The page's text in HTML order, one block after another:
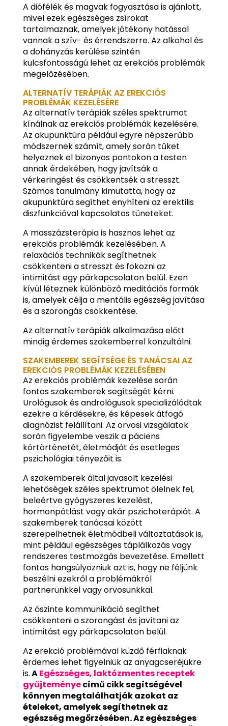
A diófélék és magvak fogyasztása is ajánlott,
mivel ezek egészséges zsírokat
tartalmaznak, amelyek jótékony hatással
vannak a szív- és érrendszerre. Az alkohol és
a dohányzás kerülése szintén
kulcsfontosságú lehet az erekciós problémák
megelőzésében.
ALTERNATÍV TERÁPIÁK AZ EREKCIÓS
PROBLÉMÁK KEZELÉSÉRE
Az alternatív terápiák széles spektrumot
kínálnak az erekciós problémák kezelésére.
Az akupunktúra például egyre népszerűbb
módszernek számít, amely során tűket
helyeznek el bizonyos pontokon a testen
annak érdekében, hogy javítsák a
vérkeringést és csökkentsék a stresszt.
Számos tanulmány kimutatta, hogy az
akupunktúra segíthet enyhíteni az erektilis
diszfunkcióval kapcsolatos tüneteket.
A masszázsterápia is hasznos lehet az
erekciós problémák kezelésében. A
relaxációs technikák segíthetnek
csökkenteni a stresszt és fokozni az
intimitást egy párkapcsolaton belül. Ezen
kívül léteznek különböző meditációs formák
is, amelyek célja a mentális egészség javítása
és a szorongás csökkentése.
Az alternatív terápiák alkalmazása előtt
mindig érdemes szakemberrel konzultálni.
SZAKEMBEREK SEGÍTSÉGE ÉS TANÁCSAI AZ
EREKCIÓS PROBLÉMÁK KEZELÉSÉBEN
Az erekciós problémák kezelése során
fontos szakemberek segítségét kérni.
Urológusok és andrológusok specializálódtak
ezekre a kérdésekre, és képesek átfogó
diagnózist felállítani. Az orvosi vizsgálatok
során figyelembe veszik a páciens
kórtörténetét, életmódját és esetleges
pszichológiai tényezőit is.
A szakemberek által javasolt kezelési
lehetőségek széles spektrumot ölelnek fel,
beleértve gyógyszeres kezelést,
hormonpótlást vagy akár pszichoterápiát. A
szakemberek tanácsai között
szerepelhetnek életmódbeli változtatások is,
mint például egészséges táplálkozás vagy
rendszeres testmozgás bevezetése. Emellett
fontos hangsúlyozniuk azt is, hogy ne féljünk
beszélni ezekről a problémákról
partnerünkkel vagy orvosunkkal.
Az őszinte kommunikáció segíthet
csökkenteni a szorongást és javítani az
intimitást egy párkapcsolaton belül.
Az erekció problémával küzdő férfiaknak
érdemes lehet figyelniük az anyagcseréjükre
is.AEgészséges, laktózmentes receptek
gyűjteményecímű cikk segítségével
könnyen megtalálhatják azokat az
ételeket, amelyek segíthetnek az
egészség megőrzésében. Az egészséges